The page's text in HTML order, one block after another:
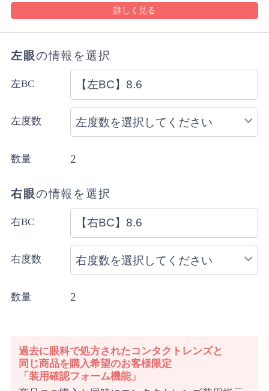
詳細・ご注意事項はご利用ガイドをご確認ください。
左眼の情報を選択
左BC
左度数
数量 2
右眼の情報を選択
右BC
右度数
数量 2
過去に眼科で処方されたコンタクトレンズと
同じ商品を購入希望のお客様限定
「装用確認フォーム機能」